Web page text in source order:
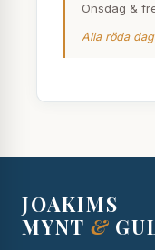
Onsdag &
Alla röda
JOAKIMS
MYNT &